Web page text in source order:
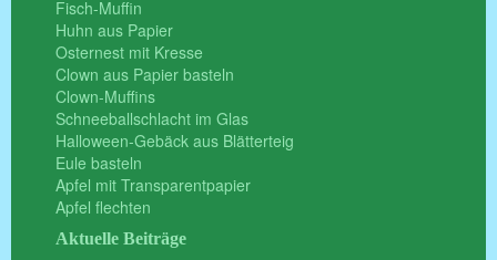
Fisch-Muffin
Huhn aus Papier
Osternest mit Kresse
Clown aus Papier basteln
Clown-Muffins
Schneeballschlacht im Glas
Halloween-Gebäck aus Blätterteig
Eule basteln
Apfel mit Transparentpapier
Apfel flechten
Aktuelle Beiträge